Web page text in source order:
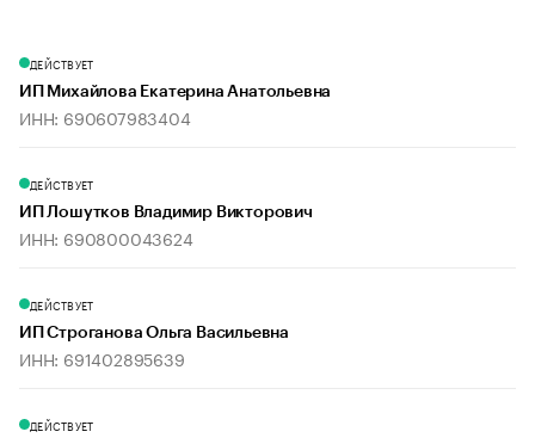
ДЕЙСТВУЕТ
ИП Михайлова Екатерина Анатольевна
ИНН: 690607983404
ДЕЙСТВУЕТ
ИП Лошутков Владимир Викторович
ИНН: 690800043624
ДЕЙСТВУЕТ
ИП Строганова Ольга Васильевна
ИНН: 691402895639
ДЕЙСТВУЕТ